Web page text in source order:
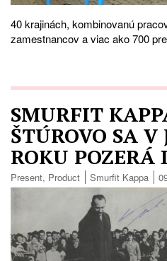
40 krajinách, kombinovanú
zamestnancov a viac ako 700
SMURFIT
ŠTÚROVO SA
ROKU POZERÁ
Present, Product Smurfit Kappa